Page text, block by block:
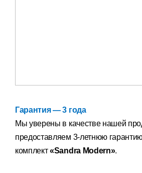
Гарантия — 3 года
Мы уверены в качестве нашей
предоставляем 3-летнюю
комплект«Sandra Modern».